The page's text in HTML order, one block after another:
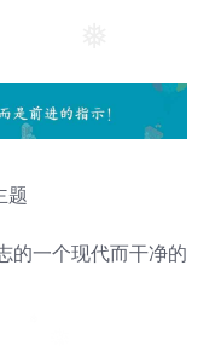
❅
题
的一个现代而干净的